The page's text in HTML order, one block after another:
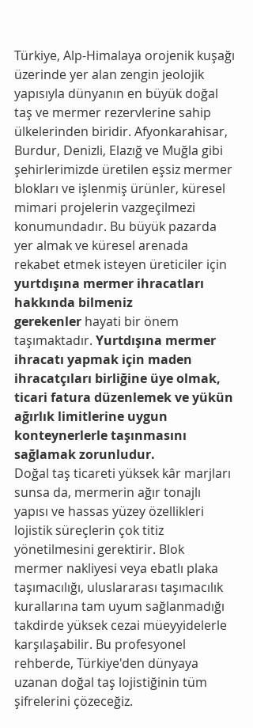
Türkiye, Alp-Himalaya orojenik kuşağı
üzerinde yer alan zengin jeolojik
yapısıyla dünyanın en büyük doğal
taş ve mermer rezervlerine sahip
ülkelerinden biridir. Afyonkarahisar,
Burdur, Denizli, Elazığ ve Muğla gibi
şehirlerimizde üretilen eşsiz mermer
blokları ve işlenmiş ürünler, küresel
mimari projelerin vazgeçilmezi
konumundadır. Bu büyük pazarda
yer almak ve küresel arenada
rekabet etmek isteyen üreticiler için
yurtdışına mermer ihracatları
hakkında bilmeniz
gerekenler hayati bir önem
taşımaktadır. Yurtdışına mermer
ihracatı yapmak için maden
ihracatçıları birliğine üye olmak,
ticari fatura düzenlemek ve yükün
ağırlık limitlerine uygun
konteynerlerle taşınmasını
sağlamak zorunludur.
Doğal taş ticareti yüksek kâr marjları
sunsa da, mermerin ağır tonajlı
yapısı ve hassas yüzey özellikleri
lojistik süreçlerin çok titiz
yönetilmesini gerektirir. Blok
mermer nakliyesi veya ebatlı plaka
taşımacılığı, uluslararası taşımacılık
kurallarına tam uyum sağlanmadığı
takdirde yüksek cezai müeyyidelerle
karşılaşabilir. Bu profesyonel
rehberde, Türkiye'den dünyaya
uzanan doğal taş lojistiğinin tüm
şifrelerini çözeceğiz.